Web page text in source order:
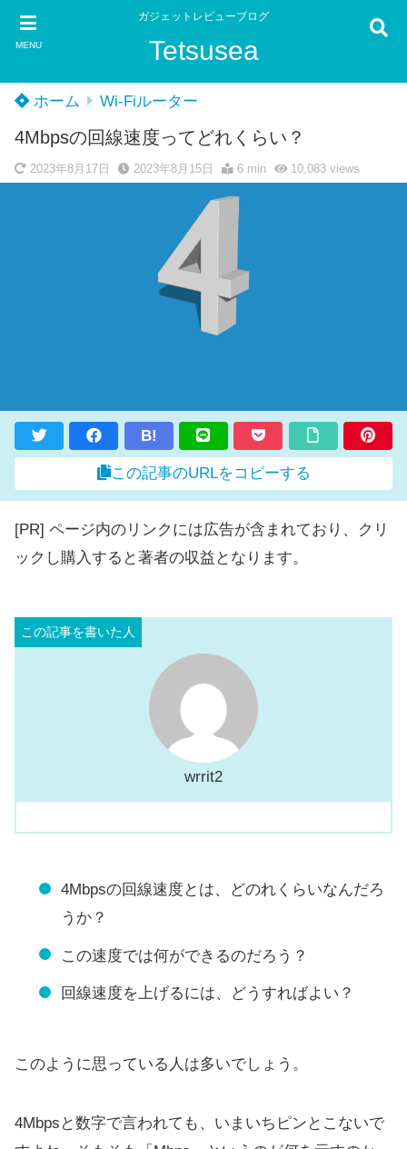
MENU
ガジェットレビューブログ
Tetsusea
ホーム Wi-Fiルーター
4Mbpsの回線速度ってどれくらい？
2023年8月17日 2023年8月15日 6 min 10,083views
B!
この記事のURLをコピーする
[PR] ページ内のリンクには広告が含まれており、クリ
ックし購入すると著者の収益となります。
wrrit2
4Mbpsの回線速度とは、どのれくらいなんだろ
うか？
この速度では何ができるのだろう？
回線速度を上げるには、どうすればよい？
このように思っている人は多いでしょう。
4Mbpsと数字で言われても、いまいちピンとこないで